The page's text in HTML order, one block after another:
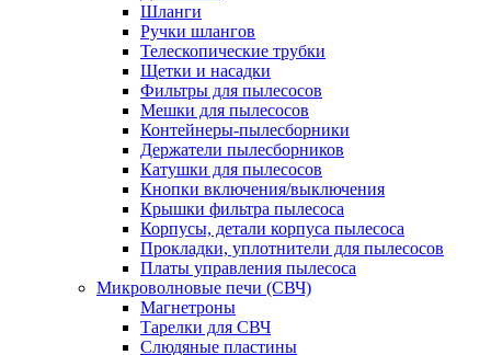
Шланги
Ручки шлангов
Телескопические трубки
Щетки и насадки
Фильтры для пылесосов
Мешки для пылесосов
Контейнеры-пылесборники
Держатели пылесборников
Катушки для пылесосов
Кнопки включения/выключения
Крышки фильтра пылесоса
Корпусы, детали корпуса пылесоса
Прокладки, уплотнители для пылесосов
Платы управления пылесоса
Микроволновые печи (СВЧ)
Магнетроны
Тарелки для СВЧ
Слюдяные пластины